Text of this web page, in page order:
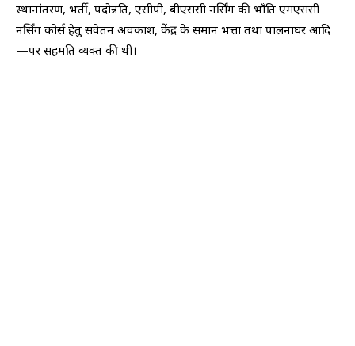
स्थानांतरण, भर्ती, पदोन्नति, एसीपी, बीएससी नर्सिंग की भाँति एमएससी
नर्सिंग कोर्स हेतु सवेतन अवकाश, केंद्र के समान भत्ता तथा पालनाघर आदि
—पर सहमति व्यक्त की थी।